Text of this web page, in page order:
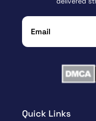
Quick Links